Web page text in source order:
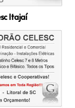
Itajaí